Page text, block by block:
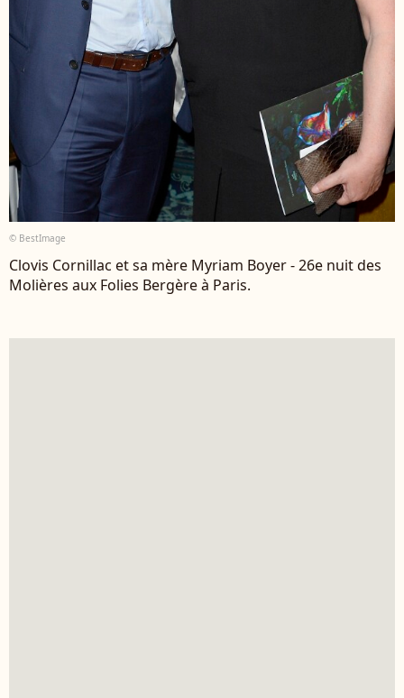
© BestImage
Clovis Cornillac et sa mère Myriam Boyer - 26e nuit des
Molières aux Folies Bergère à Paris.